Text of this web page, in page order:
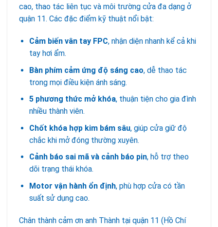
cao, thao tác liên tục và môi trường cửa đa dạng ở
quận 11. Các đặc điểm kỹ thuật nổi bật:
Cảm biến vân tay FPC, nhận diện nhanh kể cả khi
tay hơi ẩm.
Bàn phím cảm ứng độ sáng cao, dễ thao tác
trong mọi điều kiện ánh sáng.
5 phương thức mở khóa, thuận tiện cho gia đình
nhiều thành viên.
Chốt khóa hợp kim bám sâu, giúp cửa giữ độ
chắc khi mở đóng thường xuyên.
Cảnh báo sai mã và cảnh báo pin, hỗ trợ theo
dõi trạng thái khóa.
Motor vận hành ổn định, phù hợp cửa có tần
suất sử dụng cao.
Chân thành cảm ơn anh Thành tại quận 11 (Hồ Chí